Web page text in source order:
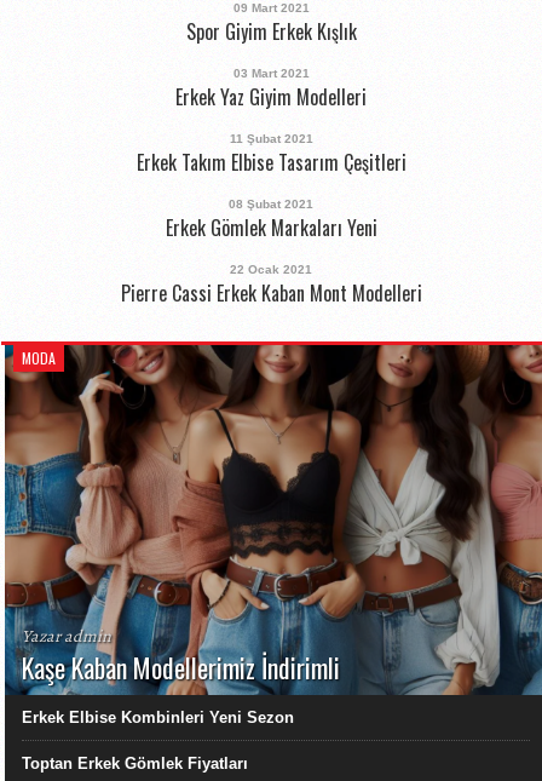
09 Mart 2021
Spor Giyim Erkek Kışlık
03 Mart 2021
Erkek Yaz Giyim Modelleri
11 Şubat 2021
Erkek Takım Elbise Tasarım Çeşitleri
08 Şubat 2021
Erkek Gömlek Markaları Yeni
22 Ocak 2021
Pierre Cassi Erkek Kaban Mont Modelleri
MODA
Yazar admin
Kaşe Kaban Modellerimiz İndirimli
Erkek Elbise Kombinleri Yeni Sezon
Toptan Erkek Gömlek Fiyatları